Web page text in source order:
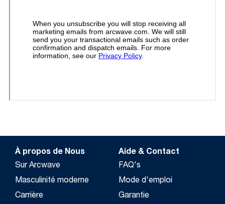
À propos de Nous
Sur Arcwave
Masculinité moderne
Carrière
Aide & Contact
FAQ's
Mode d'emploi
Garantie